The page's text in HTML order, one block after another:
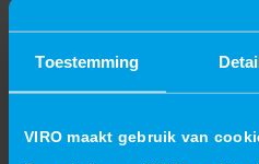
Toestemming
VIRO maakt gebruik van
Na een korte pauze bij de
Ze gingen zelf aan de slag om